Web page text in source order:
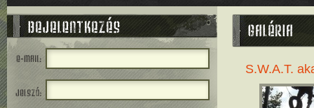
S.W.A.T.